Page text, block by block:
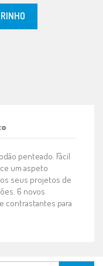
penteado. Fácil
um aspeto
seus projetos de
6 novos
contrastantes para